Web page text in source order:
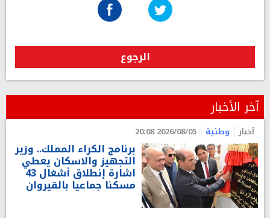
الرجوع
آخر الأخبار
أخبار وطنية 2026/08/05 20:08
برنامج الكراء المملك.. وزير
التجهيز والاسكان يعطي
اشارة إنطلاق أشغال 43
مسكنا جماعيا بالقيروان